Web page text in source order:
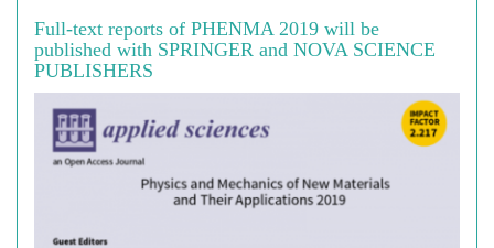
Full-text reports of PHENMA 2019 will be
published with SPRINGER and NOVA SCIENCE
PUBLISHERS